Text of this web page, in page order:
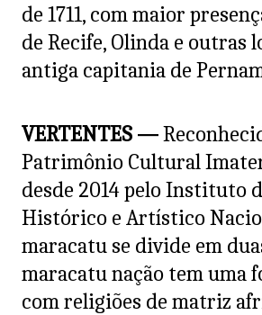
de 1711, com maior
de Recife, Olinda e outras
antiga capitania de
VERTENTES —
Patrimônio Cultural
desde 2014 pelo Instituto
Histórico e Artístico
maracatu se divide em
maracatu nação tem uma
com religiões de matriz